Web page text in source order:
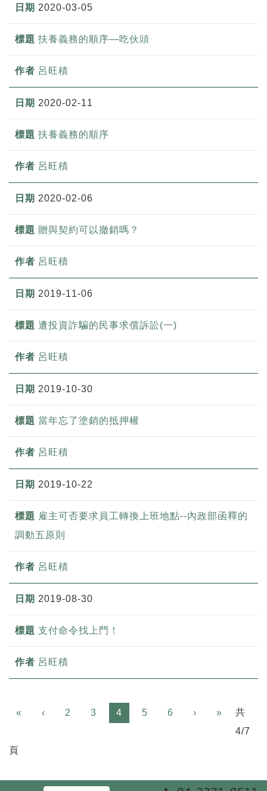
2020-03-05
扶養義務的順序—吃伙頭
呂旺積
2020-02-11
扶養義務的順序
呂旺積
2020-02-06
贈與契約可以撤銷嗎？
呂旺積
2019-11-06
遭投資詐騙的民事求償訴訟(一)
呂旺積
2019-10-30
當年忘了塗銷的抵押權
呂旺積
2019-10-22
雇主可否要求員工轉換上班地點--內政部函釋的
調動五原則
呂旺積
2019-08-30
支付命令找上門！
呂旺積
« Previous
‹ 2 3 4 5 6 › » Next
共
4/7
頁